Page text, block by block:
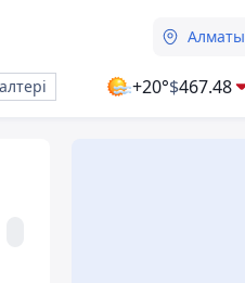
Алматы
+20°$467.48